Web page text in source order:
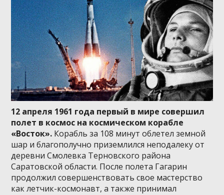
12 апреля 1961 года первый в мире совершил
полет в космос на космическом корабле
«Восток». Корабль за 108 минут облетел земной
шар и благополучно приземлился неподалеку от
деревни Смолевка Терновского района
Саратовской области. После полета Гагарин
продолжил совершенствовать свое мастерство
как летчик-космонавт, а также принимал